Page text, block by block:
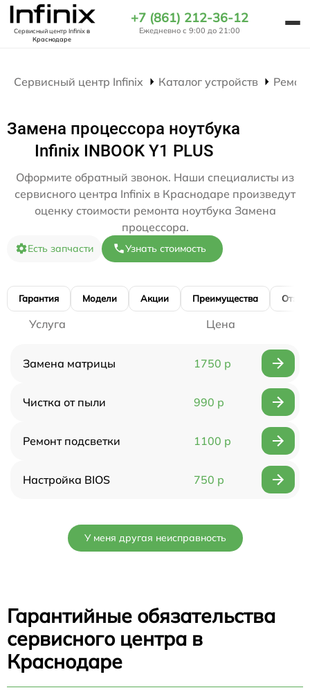
Сервисный центр Infinixв
Краснодаре
+7 (861) 212-36-12
Ежедневно с 9:00 до 21:00
Сервисный центр Infinix Каталог устройств
Замена процессора ноутбука
Infinix INBOOK Y1 PLUS
Оформите обратный звонок. Наши специалисты из
сервисного центра Infinix в Краснодаре произведут
оценку стоимости ремонта ноутбука Замена
процессора.
Есть запчасти Узнать стоимость
Гарантия Модели Акции Преимущества
Услуга Цена
Замена матрицы 1750 р
Чистка от пыли 990 р
Ремонт подсветки 1100 р
Настройка BIOS 750 р
У меня другая неисправность
Гарантийные обязательства
сервисного центра в
Краснодаре